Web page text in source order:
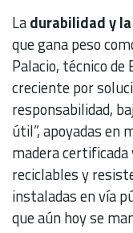
Ladurabilidad y
que gana peso
Palacio, técnico
creciente por
responsabilidad,
útil”, apoyadas en
madera certificada
reciclables y
instaladas en vía
que aún hoy se